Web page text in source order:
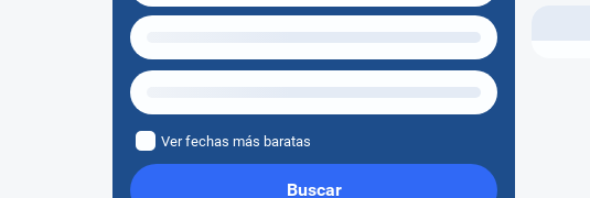
Ver fechas más baratas
Buscar